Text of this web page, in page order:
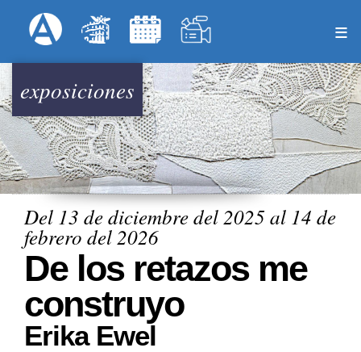
al
principal
Menú Superior
exposiciones
Del 13 de diciembre del 2025 al 14 de
febrero del 2026
De los retazos me
construyo
Erika Ewel